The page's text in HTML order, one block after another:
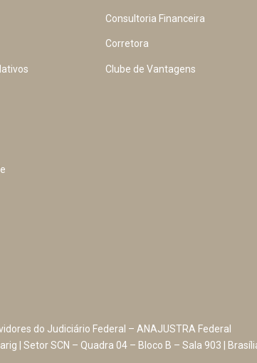
Consultoria Financeira
Corretora
Clube de Vantagens
do Judiciário Federal – ANAJUSTRA Federal
| Setor SCN – Quadra 04 – Bloco B – Sala 903 |